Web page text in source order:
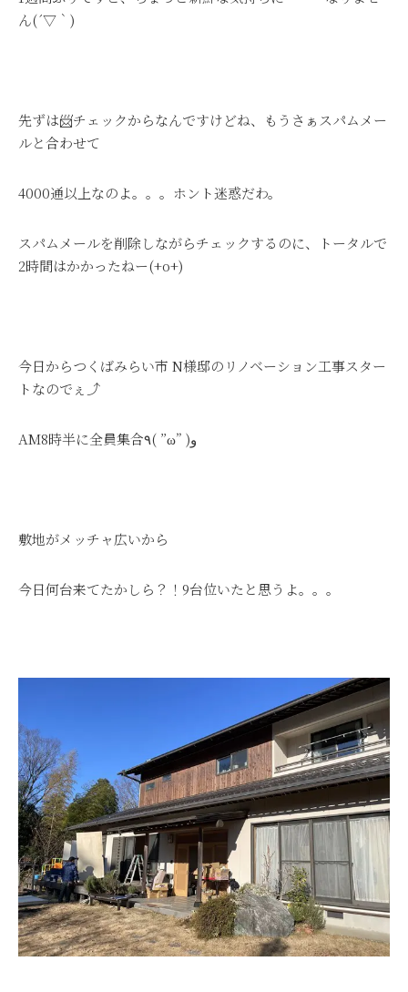
ん(´▽｀)
先ずは📨チェックからなんですけどね、もうさぁスパムメー
ルと合わせて
4000通以上なのよ。。。ホント迷惑だわ。
スパムメールを削除しながらチェックするのに、トータルで
2時間はかかったねー(+o+)
今日からつくばみらい市 N様邸のリノベーション工事スター
トなのでぇ⤴
AM8時半に全員集合٩( ”ω” )و
敷地がメッチャ広いから
今日何台来てたかしら？！9台位いたと思うよ。。。